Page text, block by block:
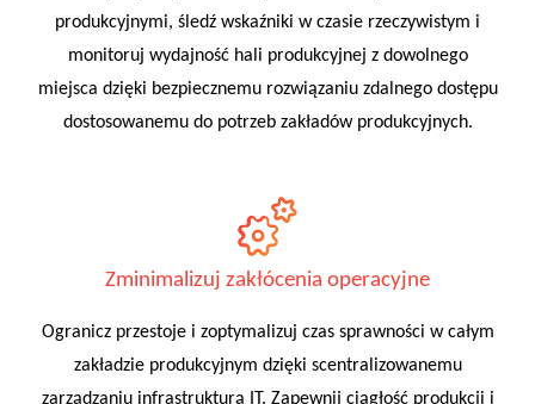
produkcyjnymi, śledź wskaźniki w czasie rzeczywistym i
monitoruj wydajność hali produkcyjnej z dowolnego
miejsca dzięki bezpiecznemu rozwiązaniu zdalnego dostępu
dostosowanemu do potrzeb zakładów produkcyjnych.
Zminimalizuj zakłócenia operacyjne
Ogranicz przestoje i zoptymalizuj czas sprawności w całym
zakładzie produkcyjnym dzięki scentralizowanemu
zarządzaniu infrastrukturą IT. Zapewnij ciągłość produkcji i